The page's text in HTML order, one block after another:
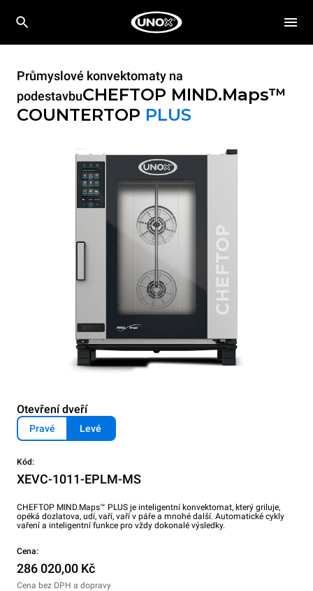
Průmyslové konvektomaty na
podestavbuCHEFTOP MIND.Maps™
COUNTERTOP PLUS
Otevření dveří
Pravé Levé
Kód:
XEVC-1011-EPLM-MS
CHEFTOP MIND.Maps™ PLUS je inteligentní konvektomat, který griluje,
opéká dozlatova, udí, vaří, vaří v páře a mnohé další. Automatické cykly
vaření a inteligentní funkce pro vždy dokonalé výsledky.
Cena:
286 020,00 Kč
Cena bez DPH a dopravy